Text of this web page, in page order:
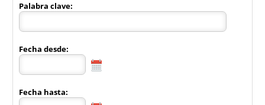
Palabra clave:
Fecha desde:
Fecha hasta:
AGENDA